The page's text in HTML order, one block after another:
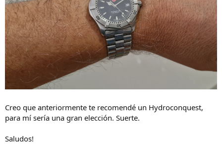
Creo que anteriormente te recomendé un Hydroconquest,
para mí sería una gran elección. Suerte.
Saludos!